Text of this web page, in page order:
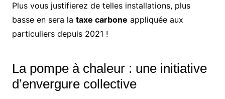
Plus vous justifierez de telles installations, plus
basse en sera la taxe carbone appliquée aux
particuliers depuis 2021 !
La pompe à chaleur : une initiative
d’envergure collective